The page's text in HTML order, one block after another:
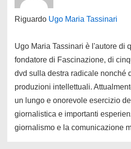
Riguardo Ugo Maria Tassinari
Ugo Maria Tassinari è l'autore di
fondatore di Fascinazione, di
dvd sulla destra radicale nonché
produzioni intellettuali.
un lungo e onorevole esercizio
giornalistica e importanti
giornalismo e la comunicazione